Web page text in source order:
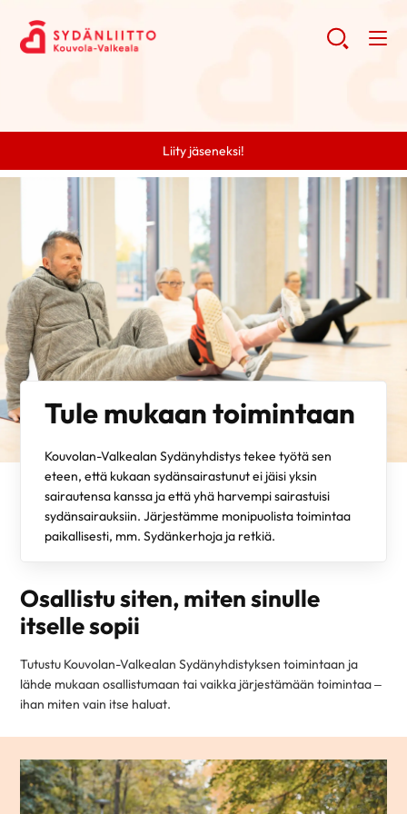
Liity jäseneksi!
Tule mukaan toimintaan
Kouvolan-Valkealan Sydänyhdistys tekee työtä sen
eteen, että kukaan sydänsairastunut ei jäisi yksin
sairautensa kanssa ja että yhä harvempi sairastuisi
sydänsairauksiin. Järjestämme monipuolista toimintaa
paikallisesti, mm. Sydänkerhoja ja retkiä.
Osallistu siten, miten sinulle
itselle sopii
Tutustu Kouvolan-Valkealan Sydänyhdistyksen toimintaan ja
lähde mukaan osallistumaan tai vaikka järjestämään toimintaa –
ihan miten vain itse haluat.